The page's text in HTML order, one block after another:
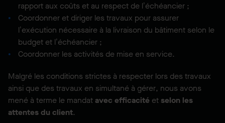
rapport aux coûts et au respect de l’échéancier ;
Coordonner et diriger les travaux pour assurer
l’exécution nécessaire à la livraison du bâtiment selon le
budget et l’échéancier ;
Coordonner les activités de mise en service.
Malgré les conditions strictes à respecter lors des travaux
ainsi que des travaux en simultané à gérer, nous avons
mené à terme le mandat avec efficacité et selon les
attentes du client.